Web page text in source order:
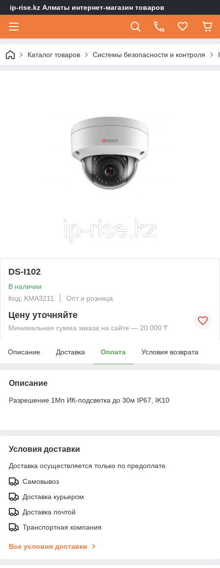
ip-rise.kz Алматы интернет-магазин товаров
Каталог товаров Системы безопасности и контроля
DS-I102
В наличии
Код: KMА3211
Опт и розница
Цену уточняйте
Минимальная сумма заказа на сайте — 20 000 ₸
Описание Доставка Оплата Условия возврата
Описание
Разрешение 1Мп ИК-подсветка до 30м IP67, IK10
Условия доставки
Доставка осуществляется только по предоплате.
Самовывоз
Доставка курьером
Доставка почтой
Транспортная компания
Все условия доставки